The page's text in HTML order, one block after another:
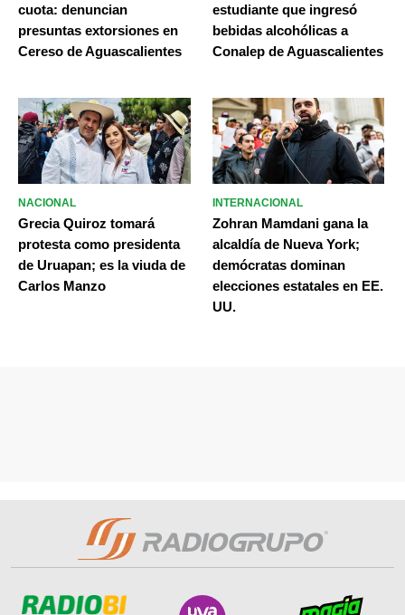
cuota: denuncian
presuntas extorsiones en
Cereso de Aguascalientes
estudiante que ingresó
bebidas alcohólicas a
Conalep de Aguascalientes
NACIONAL
Grecia Quiroz tomará
protesta como presidenta
de Uruapan; es la viuda de
Carlos Manzo
INTERNACIONAL
Zohran Mamdani gana la
alcaldía de Nueva York;
demócratas dominan
elecciones estatales en EE.
UU.